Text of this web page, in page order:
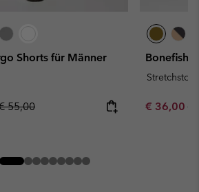
Shorts für Männer
sale price:
price:
55,00
Bonefish
Stretchstoff
Sale price:
€ 36,00€